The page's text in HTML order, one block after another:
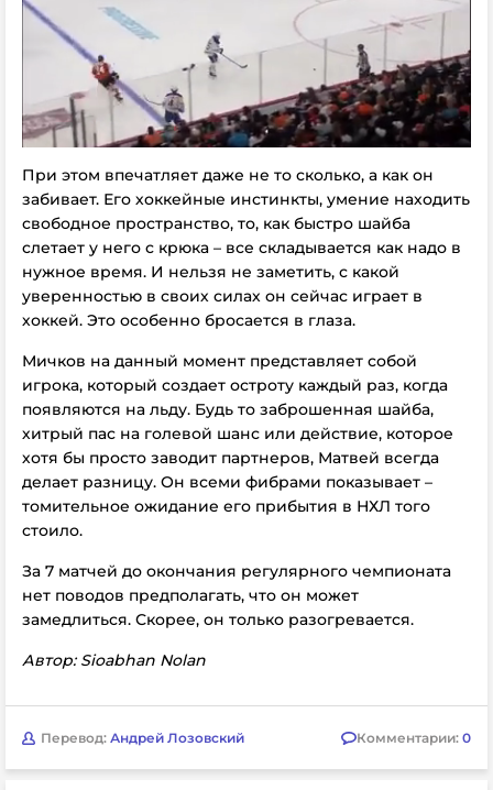
При этом впечатляет даже не то сколько, а как он
забивает. Его хоккейные инстинкты, умение находить
свободное пространство, то, как быстро шайба
слетает у него с крюка – все складывается как надо в
нужное время. И нельзя не заметить, с какой
уверенностью в своих силах он сейчас играет в
хоккей. Это особенно бросается в глаза.
Мичков на данный момент представляет собой
игрока, который создает остроту каждый раз, когда
появляются на льду. Будь то заброшенная шайба,
хитрый пас на голевой шанс или действие, которое
хотя бы просто заводит партнеров, Матвей всегда
делает разницу. Он всеми фибрами показывает –
томительное ожидание его прибытия в НХЛ того
стоило.
За 7 матчей до окончания регулярного чемпионата
нет поводов предполагать, что он может
замедлиться. Скорее, он только разогревается.
Автор:Sioabhan Nolan
Перевод: Андрей Лозовский Комментарии: 0